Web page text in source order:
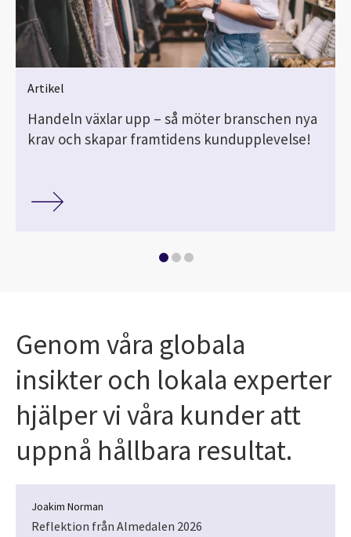
Artikel
Handeln växlar upp – så möter branschen nya
krav och skapar framtidens kundupplevelse!
Genom våra globala
insikter och lokala experter
hjälper vi våra kunder att
uppnå hållbara resultat.
Joakim Norman
Reflektion från Almedalen 2026